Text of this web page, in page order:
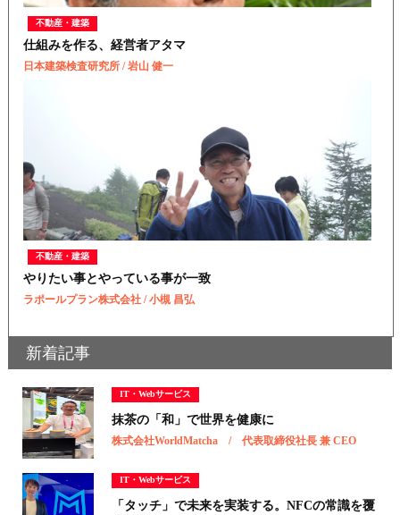
不動産・建築
仕組みを作る、経営者アタマ
日本建築検査研究所 / 岩山 健一
不動産・建築
やりたい事とやっている事が一致
ラポールプラン株式会社 / 小槻 昌弘
新着記事
IT・Webサービス
抹茶の「和」で世界を健康に
株式会社WorldMatcha / 代表取締役社長 兼 CEO
IT・Webサービス
「タッチ」で未来を実装する。NFCの常識を覆